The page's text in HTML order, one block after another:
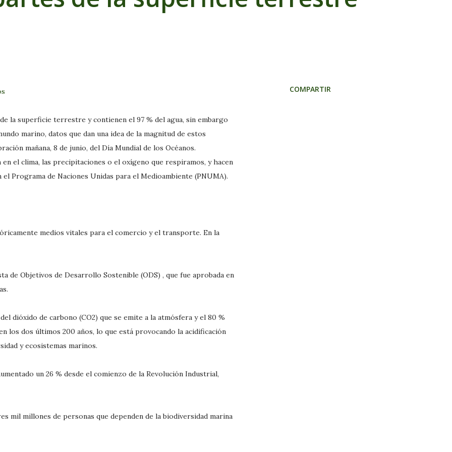
la superficie terrestre y contienen el 97 % del agua, sin embargo
marino, datos que dan una idea de la magnitud de estos
mañana, 8 de junio, del Día Mundial de los Océanos.
el clima, las precipitaciones o el oxígeno que respiramos, y hacen
Programa de Naciones Unidas para el Medioambiente (PNUMA).
medios vitales para el comercio y el transporte. En la
de Objetivos de Desarrollo Sostenible (ODS) , que fue aprobada en
dióxido de carbono (CO2) que se emite a la atmósfera y el 80 %
los dos últimos 200 años, lo que está provocando la acidificación
y ecosistemas marinos.
un 26 % desde el comienzo de la Revolución Industrial,
mil millones de personas que dependen de la biodiversidad marina
COMPARTIR